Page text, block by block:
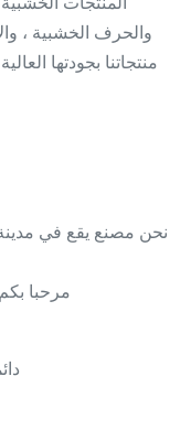
والحرف الخشبية ،
منتجاتنا بجودتها
نحن مصنع يقع في
مرحبا